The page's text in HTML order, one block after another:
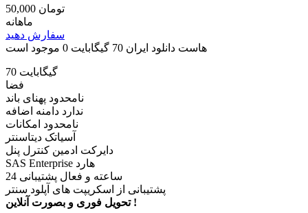
50,000 تومان
ماهانه
سفارش دهید
هاست دانلود ایران 70 گیگابایت
0 موجود است
70 گیگابایت
فضا
نامحدود پهنای باند
ندارد دامنه اضافه
نامحدود امکانات
آسیاتک دیتاسنتر
دایرکت ادمین کنترل پنل
SAS Enterprise هارد
24 ساعته و فعال پشتیبانی
پشتیبانی از اسکریپت های آپلود سنتر
تحویل فوری و بصورت آنلاین !